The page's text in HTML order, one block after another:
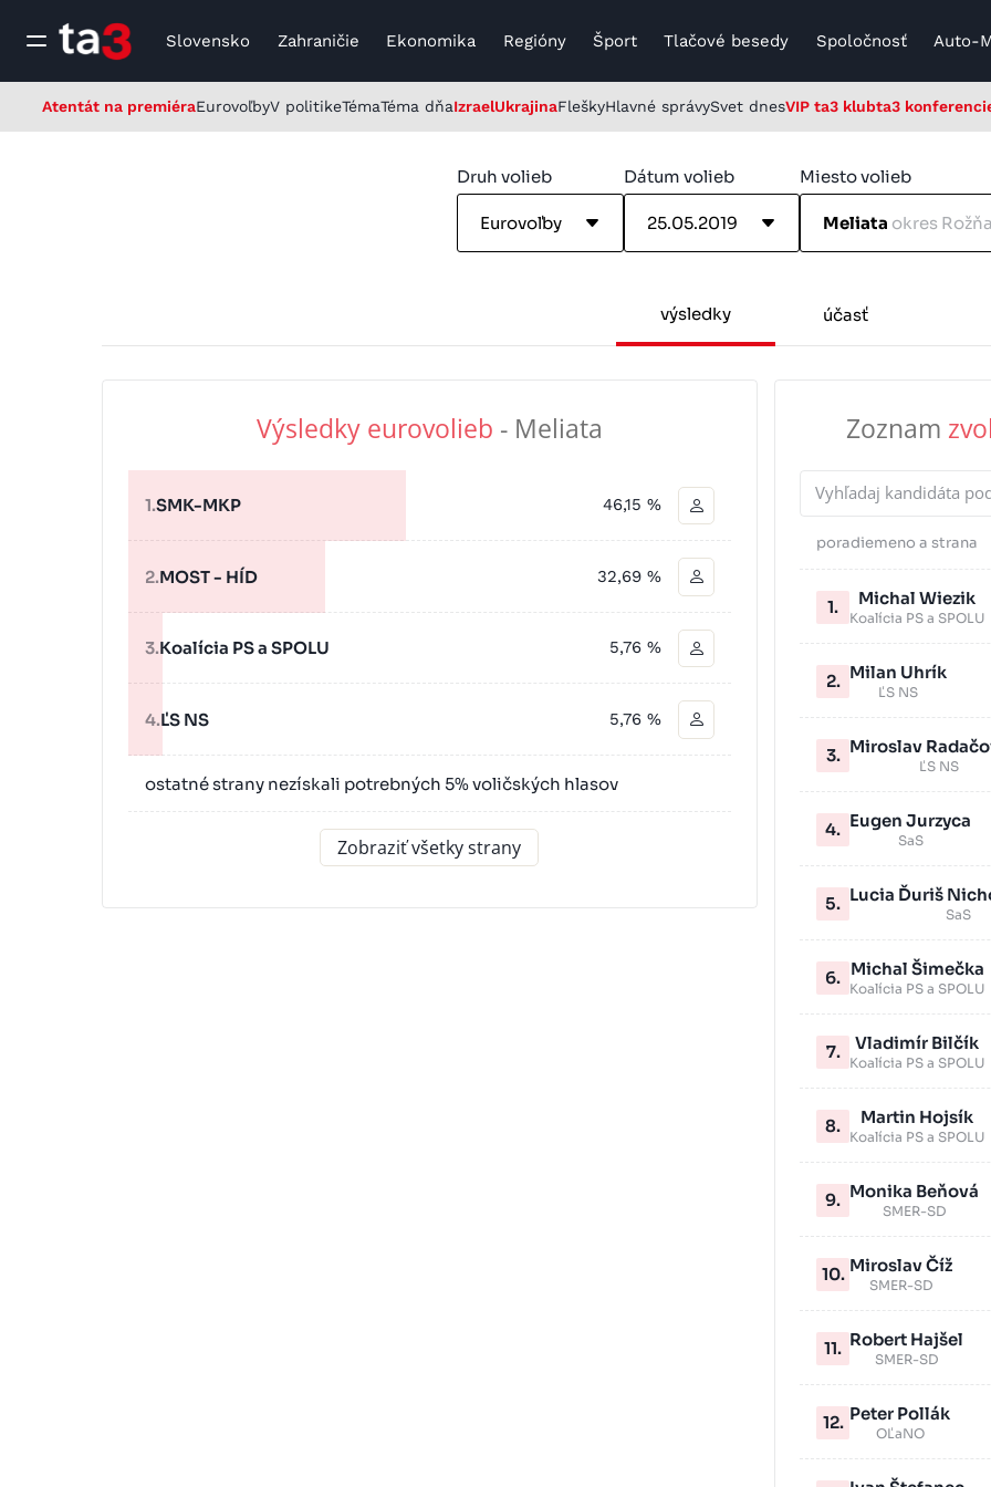
Slovensko Zahraničie Ekonomika Regióny Šport Tlačové besedy Spoločnosť Auto-
Atentát na premiéraEurovoľbyV politikeTémaTéma dňaIzraelUkrajinaFleškyHlavné správySvet dnesVIP ta3 klubta3
Druh volieb
Eurovoľby
Dátum volieb
25.05.2019
Miesto volieb
Meliata okres
výsledky účasť
Výsledky eurovolieb - Meliata
1.SMK-MKP 46,15 %
2.MOST - HÍD 32,69 %
3.Koalícia PS a SPOLU 5,76 %
4.ĽS NS 5,76 %
ostatné strany nezískali potrebných 5% voličských hlasov
Zobraziť všetky strany
Zoznam
poradiemeno a strana
1. Michal Wiezik
Koalícia PS a SPOLU
2. Milan Uhrík
ĽS NS
3. Miroslav
ĽS NS
4. Eugen Jurzyca
SaS
5. Lucia Ďuriš
SaS
6. Michal Šimečka
Koalícia PS a SPOLU
7. Vladimír Bilčík
Koalícia PS a SPOLU
8. Martin Hojsík
Koalícia PS a SPOLU
9. Monika Beňová
SMER-SD
10. Miroslav Číž
SMER-SD
11. Robert Hajšel
SMER-SD
12. Peter Pollák
OĽaNO